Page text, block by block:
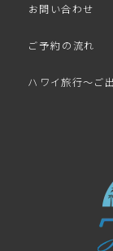
お問い合わせ
ご予約の流れ
ハワイ旅行～ご